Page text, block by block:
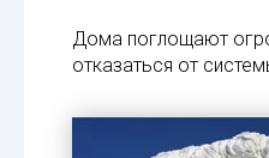
Дома поглощают
отказаться от